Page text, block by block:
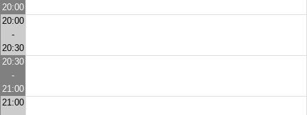
20:00
20:00
-
20:30
20:30
-
21:00
21:00